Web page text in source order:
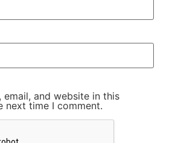
email, and website in this
next time I comment.